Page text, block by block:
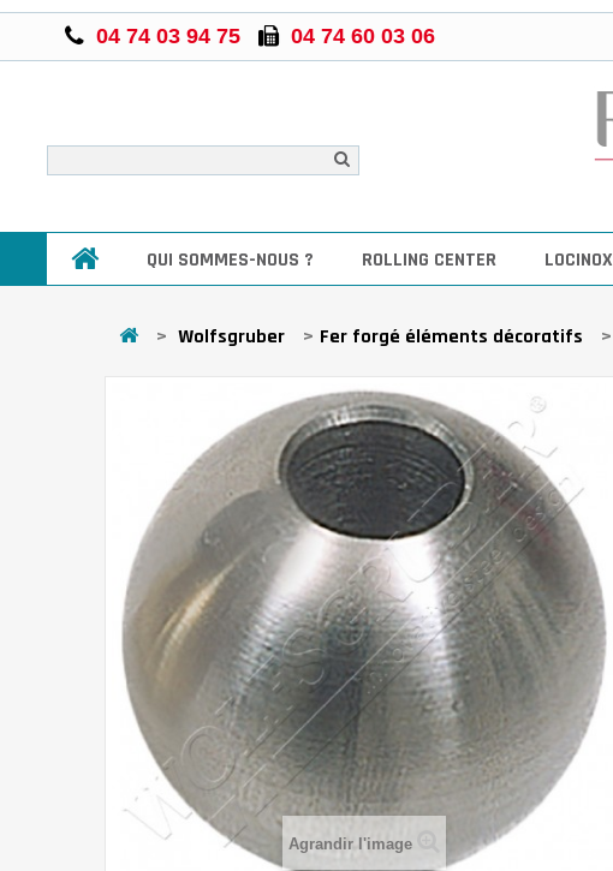
04 74 03 94 75 04 74 60 03 06
QUI SOMMES-NOUS ? ROLLING CENTER LOCINOX
> Wolfsgruber > Fer forgé éléments décoratifs >
Agrandir l'image